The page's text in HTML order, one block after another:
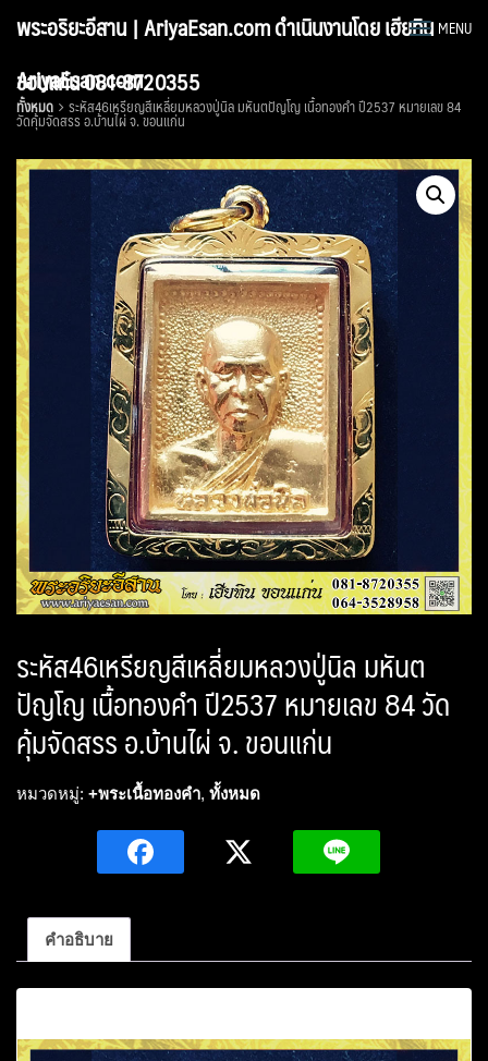
พระอริยะอีสาน | AriyaEsan.com ดำเนินงานโดย เฮียทิน
ขอนแก่น 081-8720355
MENU
AriyaEsan.com
ทั้งหมด ระหัส46เหรียญสีเหลี่ยมหลวงปู่นิล มหันตปัญโญ เนื้อทองคำ ปี2537 หมายเลข 84
วัดคุ้มจัดสรร อ.บ้านไผ่ จ. ขอนแก่น
ระหัส46เหรียญสีเหลี่ยมหลวงปู่นิล มหันต
ปัญโญ เนื้อทองคำ ปี2537 หมายเลข 84 วัด
คุ้มจัดสรร อ.บ้านไผ่ จ. ขอนแก่น
หมวดหมู่: +พระเนื้อทองคำ, ทั้งหมด
คำอธิบาย